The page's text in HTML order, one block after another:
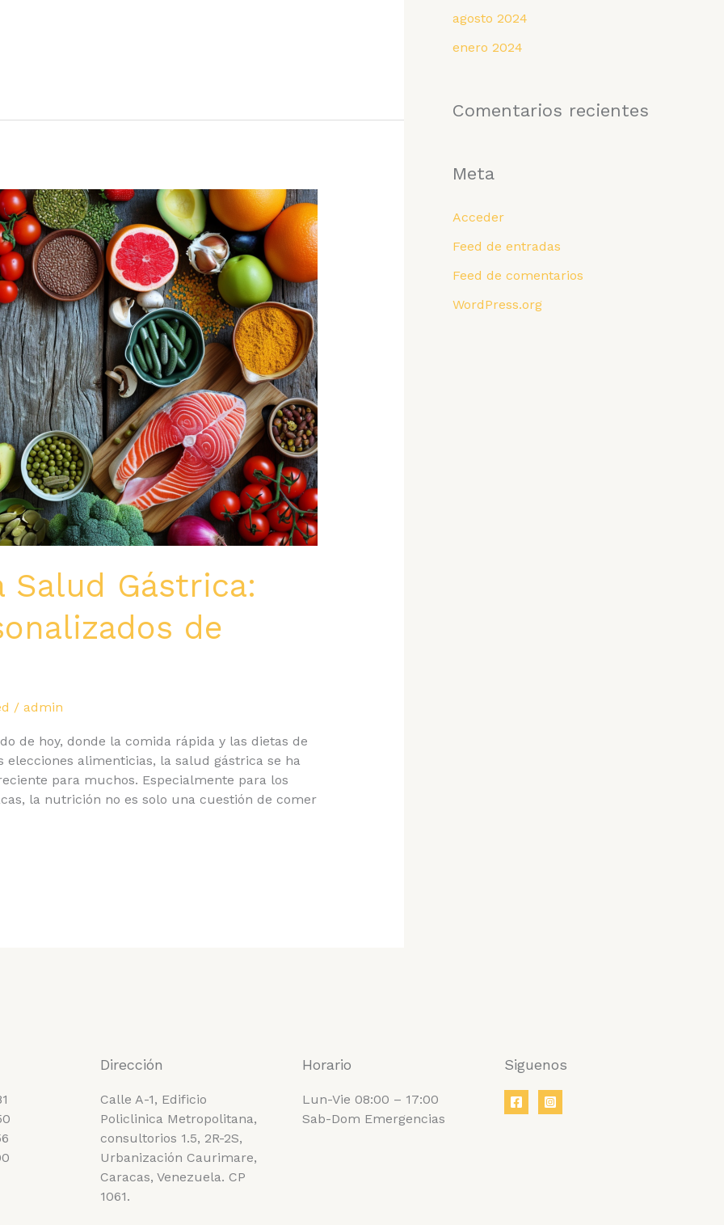
Salud Gástrica:
de
/ admin
de hoy, donde la comida rápida y las dietas de
alimenticias, la salud gástrica se ha
para muchos. Especialmente para los
la nutrición no es solo una cuestión de comer
agosto 2024
enero 2024
Comentarios recientes
Meta
Acceder
Feed de entradas
Feed de comentarios
WordPress.org
Dirección
Calle A-1, Edificio
Policlinica Metropolitana,
consultorios 1.5, 2R-2S,
Urbanización Caurimare,
Caracas, Venezuela. CP
1061.
Horario
Lun-Vie 08:00 – 17:00
Sab-Dom Emergencias
Siguenos